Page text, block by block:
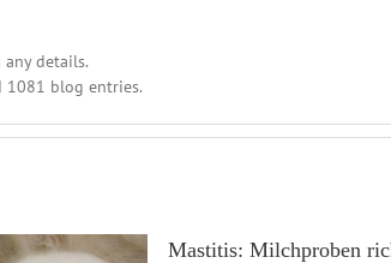
details.
1081 blog entries.
Mastitis: Milchproben